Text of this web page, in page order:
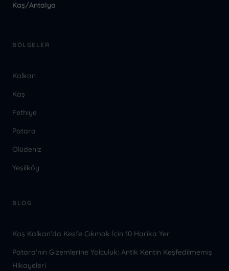
Kaş/Antalya
BÖLGELER
Kalkan
Kaş
Fethiye
Patara
Ölüdeniz
Yeşilköy
BLOG
Kaş Kalkan'da Keşfe Çıkmak İçin 10 Harika Yer
Patara'nın Gizemlerine Yolculuk: Antik Kentin Keşfedilmemiş
Hikayeleri